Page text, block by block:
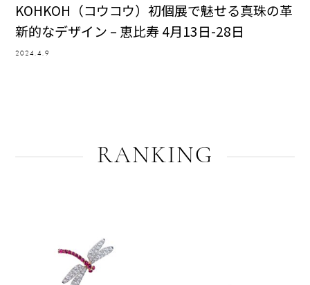
KOHKOH（コウコウ）初個展で魅せる真珠の革
新的なデザイン – 恵比寿 4月13日-28日
2024.4.9
RANKING